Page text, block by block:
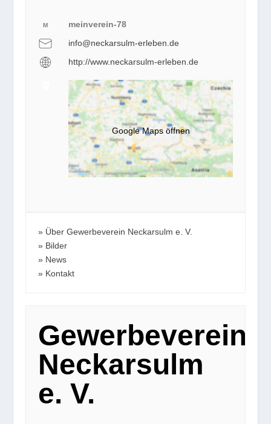
M
meinverein-78
info@neckarsulm-erleben.de
http://www.neckarsulm-erleben.de
Google Maps öffnen
Über Gewerbeverein Neckarsulm e. V.
Bilder
News
Kontakt
Gewerbeverein
Neckarsulm
e. V.